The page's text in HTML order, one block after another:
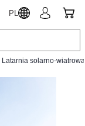
PL
Latarnia solarno-